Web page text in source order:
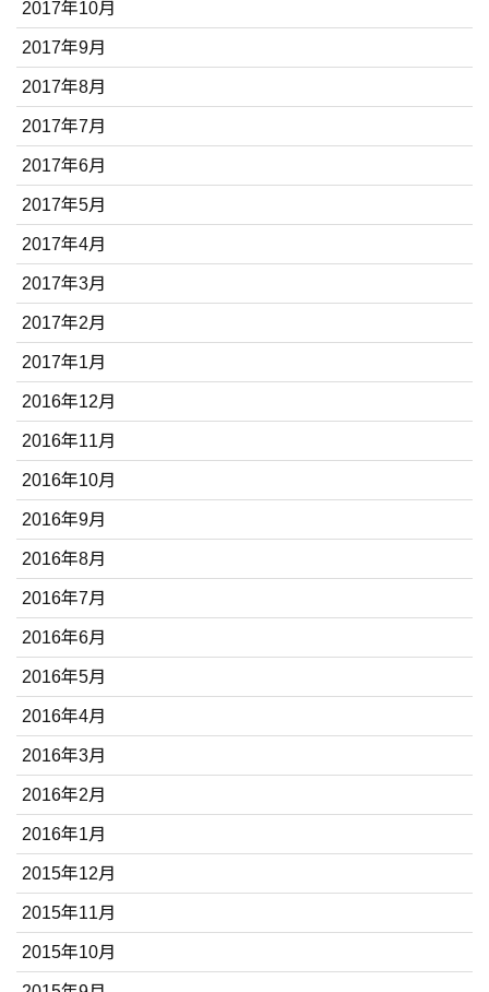
2017年10月
2017年9月
2017年8月
2017年7月
2017年6月
2017年5月
2017年4月
2017年3月
2017年2月
2017年1月
2016年12月
2016年11月
2016年10月
2016年9月
2016年8月
2016年7月
2016年6月
2016年5月
2016年4月
2016年3月
2016年2月
2016年1月
2015年12月
2015年11月
2015年10月